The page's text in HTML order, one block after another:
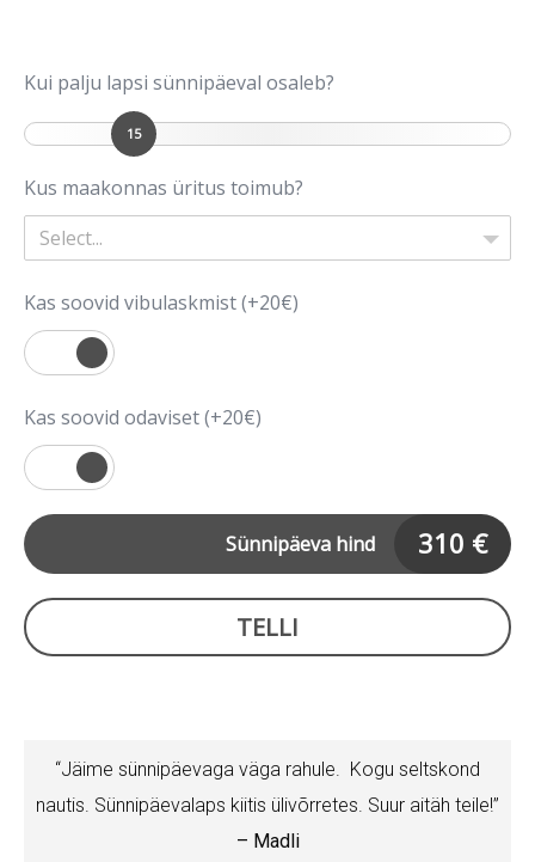
Kui palju lapsi sünnipäeval osaleb?
15
Kus maakonnas üritus toimub?
Select...
Kas soovid vibulaskmist (+20€)
Kas soovid odaviset (+20€)
Sünnipäeva hind 310 €
TELLI
“Jäime sünnipäevaga väga rahule. Kogu seltskond
nautis. Sünnipäevalaps kiitis ülivõrretes. Suur aitäh teile!”
– Madli